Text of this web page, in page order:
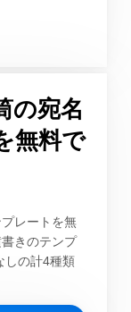
の宛名
無料で
レートを無
きのテンプ
しの計4種類